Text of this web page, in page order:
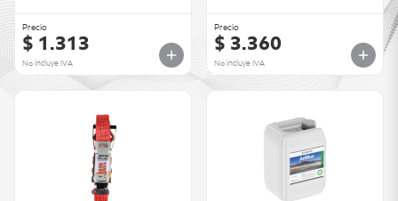
Precio
$ 1.313
No incluye IVA
Precio
$ 3.360
No incluye IVA